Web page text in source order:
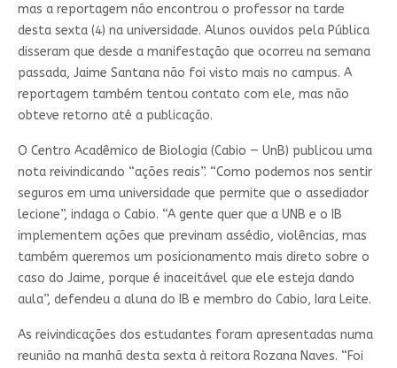
mas a reportagem não encontrou o professor na tarde
desta sexta (4) na universidade. Alunos ouvidos pela Pública
disseram que desde a manifestação que ocorreu na semana
passada, Jaime Santana não foi visto mais no campus. A
reportagem também tentou contato com ele, mas não
obteve retorno até a publicação.
O Centro Acadêmico de Biologia (Cabio — UnB) publicou uma
nota reivindicando “ações reais”. “Como podemos nos sentir
seguros em uma universidade que permite que o assediador
lecione”, indaga o Cabio. “A gente quer que a UNB e o IB
implementem ações que previnam assédio, violências, mas
também queremos um posicionamento mais direto sobre o
caso do Jaime, porque é inaceitável que ele esteja dando
aula”, defendeu a aluna do IB e membro do Cabio, Iara Leite.
As reivindicações dos estudantes foram apresentadas numa
reunião na manhã desta sexta à reitora Rozana Naves. “Foi